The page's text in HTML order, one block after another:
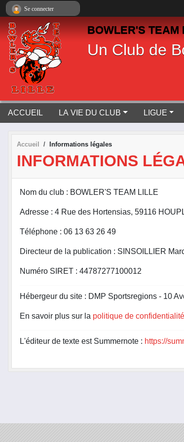
BOWLER'S TEAM
Un Club de
ACCUEIL LA VIE DU CLUB LIGUE
Accueil Informations légales
INFORMATIONS
Nom du club : BOWLER'S TEAM LILLE
Adresse : 4 Rue des Hortensias, 59116
Téléphone : 06 13 63 26 49
Directeur de la publication : SINSOILLIER
Numéro SIRET : 44787277100012
Hébergeur du site : DMP Sportsregions - 10
En savoir plus sur la politique de
L'éditeur de texte est Summernote : https://
Se connecter
Panneau de gestion des cookies